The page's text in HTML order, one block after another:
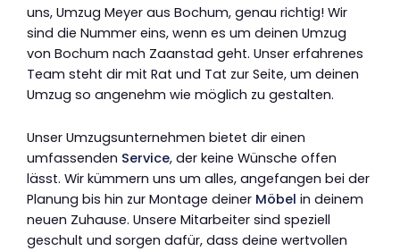
uns, Umzug Meyer aus Bochum, genau richtig! Wir
sind die Nummer eins, wenn es um deinen Umzug
von Bochum nach Zaanstad geht. Unser erfahrenes
Team steht dir mit Rat und Tat zur Seite, um deinen
Umzug so angenehm wie möglich zu gestalten.
Unser Umzugsunternehmen bietet dir einen
umfassenden Service, der keine Wünsche offen
lässt. Wir kümmern uns um alles, angefangen bei der
Planung bis hin zur Montage deiner Möbel in deinem
neuen Zuhause. Unsere Mitarbeiter sind speziell
geschult und sorgen dafür, dass deine wertvollen